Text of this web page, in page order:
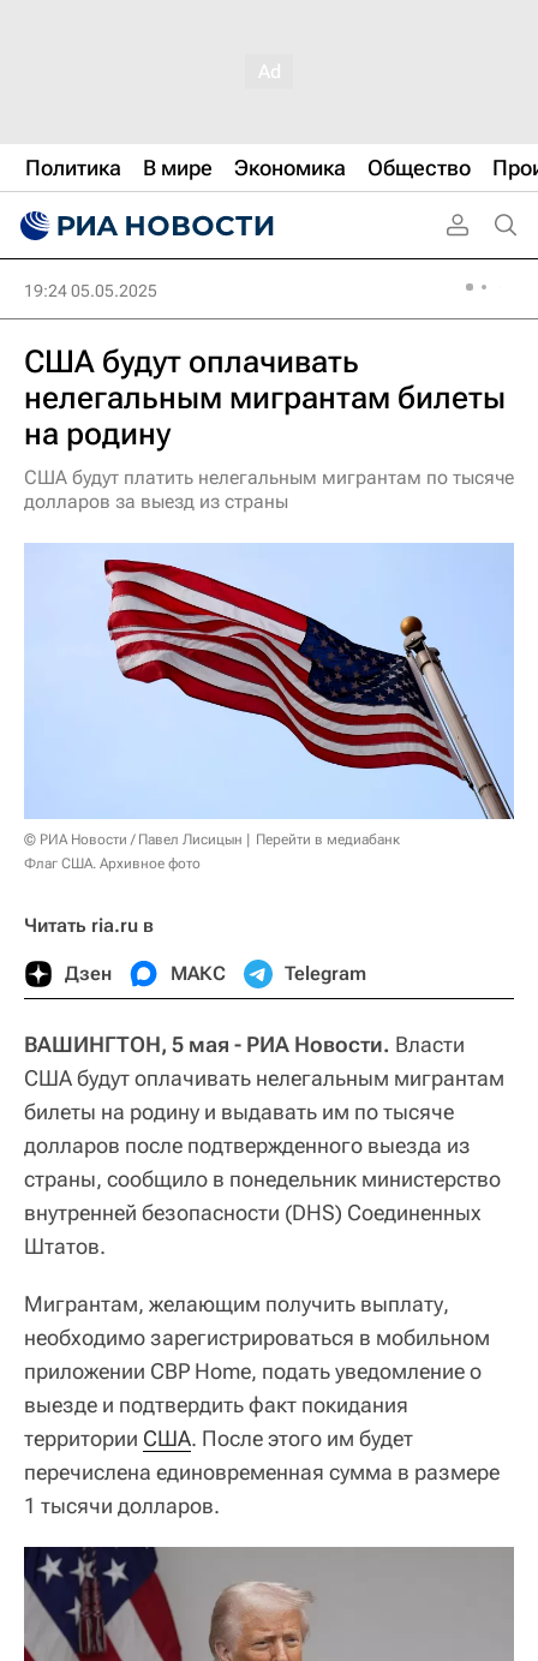
Политика В мире Экономика Общество
19:24 05.05.2025
США будут оплачивать
нелегальным мигрантам билеты
на родину
США будут платить нелегальным мигрантам по тысяче
долларов за выезд из страны
© РИА Новости / Павел Лисицын
Перейти в медиабанк
Флаг США. Архивное фото
Читать ria.ru в
Дзен МАКС Telegram
ВАШИНГТОН, 5 мая - РИА Новости. Власти
США будут оплачивать нелегальным мигрантам
билеты на родину и выдавать им по тысяче
долларов после подтвержденного выезда из
страны, сообщило в понедельник министерство
внутренней безопасности (DHS) Соединенных
Штатов.
Мигрантам, желающим получить выплату,
необходимо зарегистрироваться в мобильном
приложении CBP Home, подать уведомление о
выезде и подтвердить факт покидания
территории США. После этого им будет
перечислена единовременная сумма в размере
1 тысячи долларов.